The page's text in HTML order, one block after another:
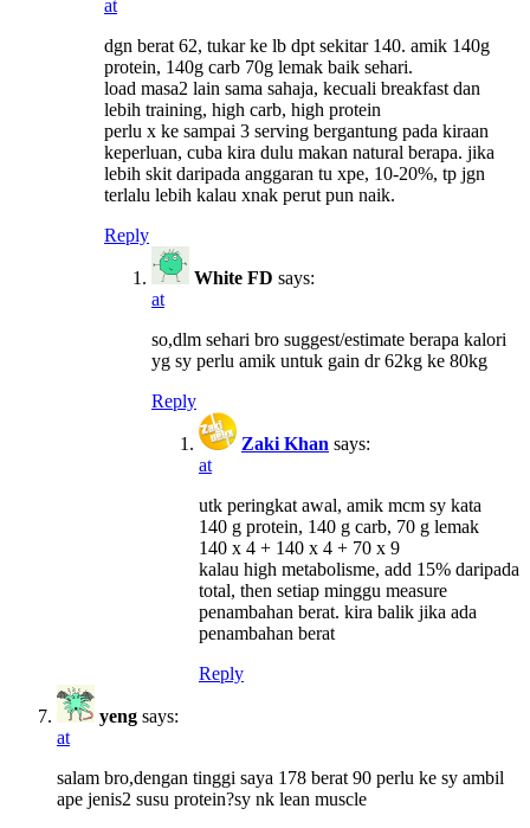
at
dgn berat 62, tukar ke lb dpt sekitar 140. amik 140g
protein, 140g carb 70g lemak baik sehari.
load masa2 lain sama sahaja, kecuali breakfast dan
lebih training, high carb, high protein
perlu x ke sampai 3 serving bergantung pada kiraan
keperluan, cuba kira dulu makan natural berapa. jika
lebih skit daripada anggaran tu xpe, 10-20%, tp jgn
terlalu lebih kalau xnak perut pun naik.
Reply
White FD says:
at
so,dlm sehari bro suggest/estimate berapa kalori
yg sy perlu amik untuk gain dr 62kg ke 80kg
Reply
Zaki Khan says:
at
utk peringkat awal, amik mcm sy kata
140 g protein, 140 g carb, 70 g lemak
140 x 4 + 140 x 4 + 70 x 9
kalau high metabolisme, add 15% daripada
total, then setiap minggu measure
penambahan berat. kira balik jika ada
penambahan berat
Reply
yeng says:
at
salam bro,dengan tinggi saya 178 berat 90 perlu ke sy ambil
ape jenis2 susu protein?sy nk lean muscle